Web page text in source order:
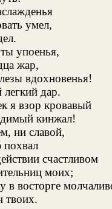
умел,
упоенья,
жар,
вдохновенья!
дар.
я взор кровавый
кинжал!
ни славой,
счастливом
моих;
восторге
твоих.